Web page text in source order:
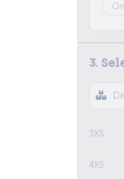
3.
3XS
4XS